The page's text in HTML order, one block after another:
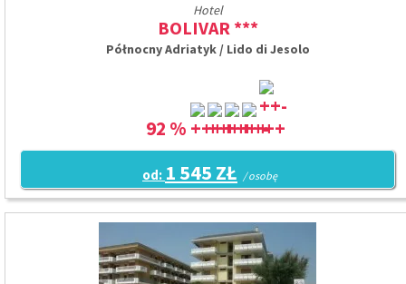
Hotel
BOLIVAR ***
Północny Adriatyk / Lido di Jesolo
92 %
od: 1 545 ZŁ / osobę